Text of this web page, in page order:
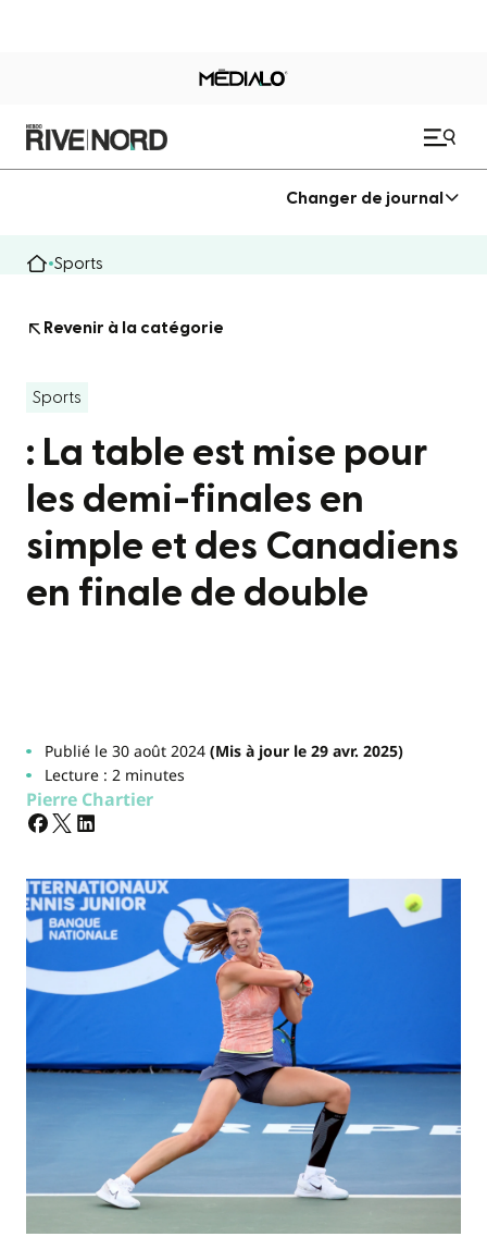
Changer de journal
Sports
Revenir à la catégorie
Sports
: La table est mise pour
les demi-finales en
simple et des Canadiens
en finale de double
Publié le 30 août 2024(Mis à jour le 29 avr. 2025)
Lecture : 2 minutes
Pierre Chartier